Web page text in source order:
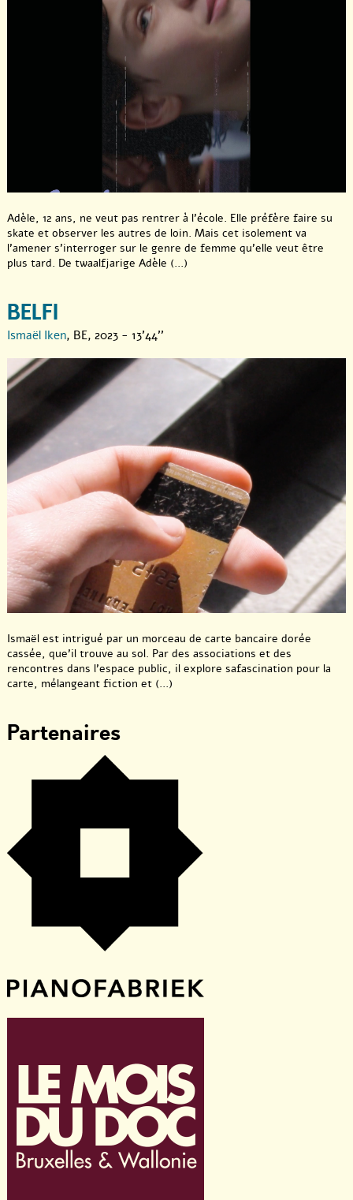
Adèle, 12 ans, ne veut pas rentrer à l’école. Elle préfère faire su
skate et observer les autres de loin. Mais cet isolement va
l’amener s’interroger sur le genre de femme qu’elle veut être
plus tard. De twaalfjarige Adèle (...)
BELFI
Ismaël Iken, BE, 2023 - 13'44''
Ismaël est intrigué par un morceau de carte bancaire dorée
cassée, que’il trouve au sol. Par des associations et des
rencontres dans l’espace public, il explore safascination pour la
carte, mélangeant fiction et (...)
Partenaires